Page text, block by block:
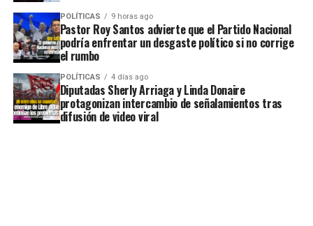
POLÍTICAS 9 horas ago
Pastor Roy Santos advierte que el Partido Nacional
podría enfrentar un desgaste político si no corrige
el rumbo
POLÍTICAS 4 días ago
Diputadas Sherly Arriaga y Linda Donaire
protagonizan intercambio de señalamientos tras
difusión de video viral